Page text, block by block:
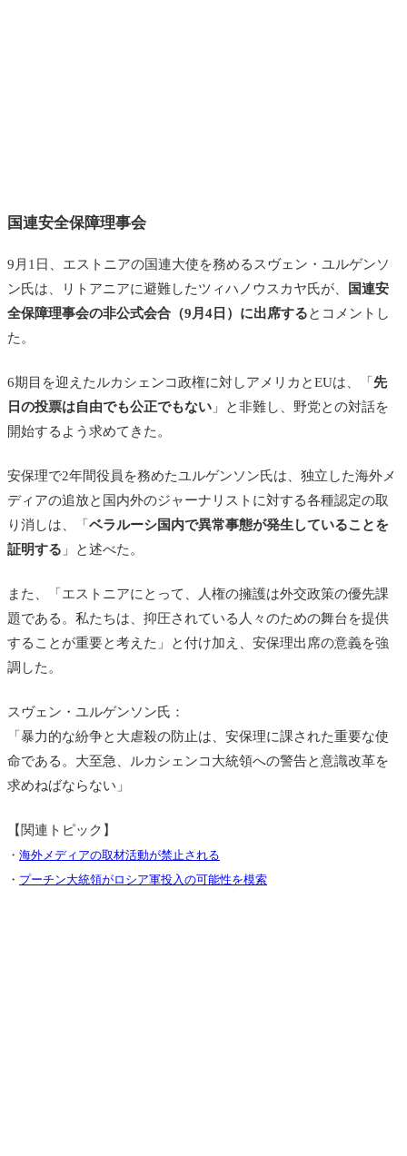
国連安全保障理事会
9月1日、エストニアの国連大使を務めるスヴェン・ユルゲンソ
ン氏は、リトアニアに避難したツィハノウスカヤ氏が、
国連安
全保障理事会の非公式会合（9月4日）に出席するとコメントし
た。
6期目を迎えたルカシェンコ政権に対しアメリカとEUは、「 先
日の投票は自由でも公正でもない 」と非難し、野党との対話を
開始するよう求めてきた。
安保理で2年間役員を務めたユルゲンソン氏は、独立した海外メ
ディアの追放と国内外のジャーナリストに対する各種認定の取
り消しは、「 ベラルーシ国内で異常事態が発生していることを
証明する 」と述べた。
また、「エストニアにとって、人権の擁護は外交政策の優先課
題である。私たちは、抑圧されている人々のための舞台を提供
することが重要と考えた」と付け加え、安保理出席の意義を強
調した。
スヴェン・ユルゲンソン氏：
「暴力的な紛争と大虐殺の防止は、安保理に課された重要な使
命である。大至急、ルカシェンコ大統領への警告と意識改革を
求めねばならない」
【関連トピック】
・ 海外メディアの取材活動が禁止される
・ プーチン大統領がロシア軍投入の可能性を模索